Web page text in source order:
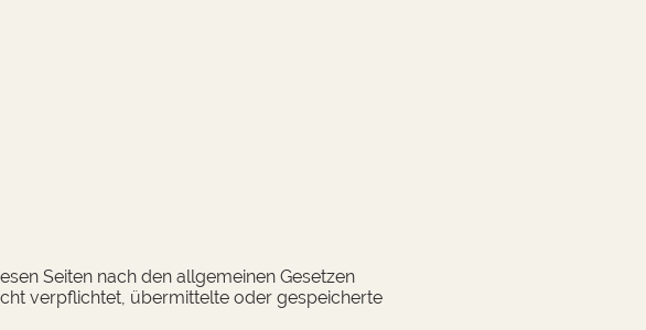
Seiten nach den allgemeinen Gesetzen
verpflichtet, übermittelte oder gespeicherte